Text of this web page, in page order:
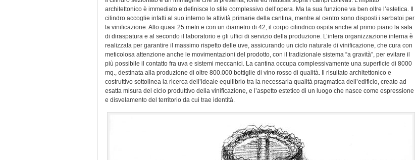
architettonico è immediato e definisce lo stile complessivo dell’opera. Ma la sua funzione va ben oltre l’estetica. Il
cilindro accoglie infatti al suo interno le attività primarie della cantina, mentre al centro sono disposti i serbatoi per
la vinificazione. Alto quasi 25 metri e con un diametro di 42, il corpo cilindrico ospita anche al primo piano la sala
di diraspatura e al secondo il laboratorio e gli uffici di servizio della produzione. L’intera organizzazione interna è
realizzata per garantire il massimo rispetto delle uve, assicurando un ciclo naturale di vinificazione, che cura con
meticolosa attenzione anche le movimentazioni del prodotto, con il tradizionale sistema “a gravità”, per evitare il
più possibile il contatto fra uva e sistemi meccanici. La cantina occupa complessivamente una superficie di 8000
mq., destinata alla produzione di oltre 800.000 bottiglie di vino rosso di qualità. Il risultato architettonico e
costruttivo sottolinea la ricerca dell’ideale equilibrio tra la necessaria qualità pragmatica dell’edificio, creato ad
esatta misura del ciclo produttivo della vinificazione, e l’aspetto estetico di un luogo che nasce come espressione
e disvelamento del territorio da cui trae identità.